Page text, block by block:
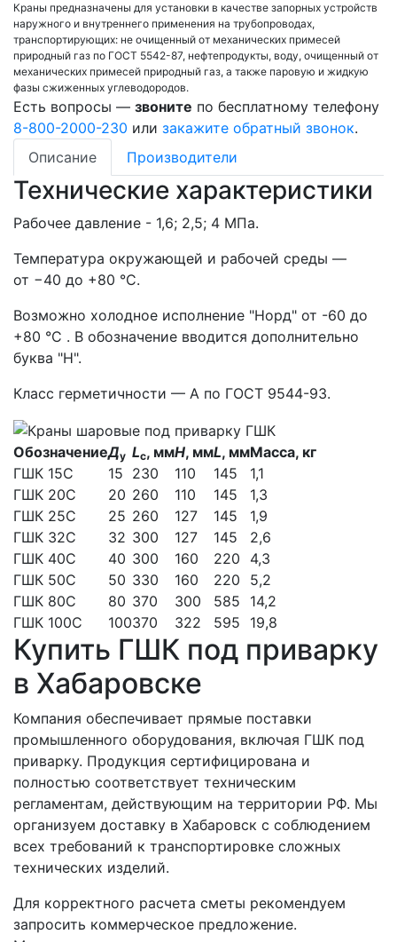
Краны предназначены для установки в качестве запорных устройств
наружного и внутреннего применения на трубопроводах,
транспортирующих: не очищенный от механических примесей
природный газ по ГОСТ 5542-87, нефтепродукты, воду, очищенный от
механических примесей природный газ, а также паровую и жидкую
фазы сжиженных углеводородов.
Есть вопросы — звоните по бесплатному телефону
8-800-2000-230 или закажите обратный звонок.
Описание
Производители
Технические характеристики
Рабочее давление - 1,6; 2,5; 4 МПа.
Температура окружающей и рабочей среды —
от −40 до +80 °С.
Возможно холодное исполнение "Норд" от -60 до
+80 °С . В обозначение вводится дополнительно
буква "Н".
Класс герметичности — А по ГОСТ 9544-93.
ОбозначениеДу Lc, ммН, ммL, ммМасса, кг
ГШК 15С
15 230 110 145
1,1
ГШК 20С
20 260 110 145
1,3
ГШК 25С
25 260 127 145
1,9
ГШК 32С
32 300 127 145
2,6
ГШК 40С
40 300 160 220
4,3
ГШК 50С
50 330 160 220
5,2
ГШК 80С
80 370 300 585
14,2
ГШК 100С
100370 322 595 19,8
Купить ГШК под приварку
в Хабаровске
Компания обеспечивает прямые поставки
промышленного оборудования, включая ГШК под
приварку. Продукция сертифицирована и
полностью соответствует техническим
регламентам, действующим на территории РФ. Мы
организуем доставку в Хабаровск с соблюдением
всех требований к транспортировке сложных
технических изделий.
Для корректного расчета сметы рекомендуем
запросить коммерческое предложение.